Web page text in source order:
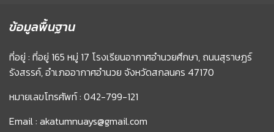
ข้อมูลพื้นฐาน
ที่อยู่ : ที่อยู่ 165 หมู่ 17 โรงเรียนอากาศอำนวยศึกษา, ถนนสุราษฏร์
รังสรรค์, อำเภออากาศอำนวย จังหวัดสกลนคร 47170
หมายเลขโทรศัพท์ : 042-799-121
Email : akatumnuays@gmail.com